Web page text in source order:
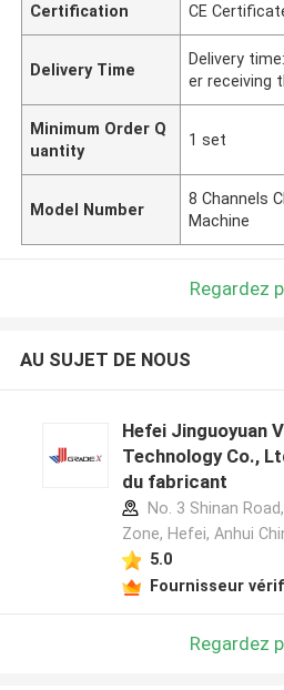
Certification CE
Delivery Time
Delivery
er receiving
Minimum Order Q
uantity
1 set
Model Number
8 Channels
Machine
Regardez
AU SUJET DE NOUS
Hefei Jinguoyuan
Technology Co.,
du fabricant
No. 3 Shinan
Zone, Hefei, Anhui
5.0
Fournisseur
Regardez